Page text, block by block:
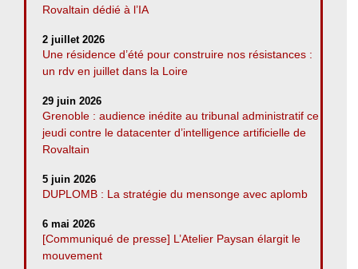
Rovaltain dédié à l’IA
2 juillet 2026
Une résidence d’été pour construire nos résistances :
un rdv en juillet dans la Loire
29 juin 2026
Grenoble : audience inédite au tribunal administratif ce
jeudi contre le datacenter d’intelligence artificielle de
Rovaltain
5 juin 2026
DUPLOMB : La stratégie du mensonge avec aplomb
6 mai 2026
[Communiqué de presse] L’Atelier Paysan élargit le
mouvement